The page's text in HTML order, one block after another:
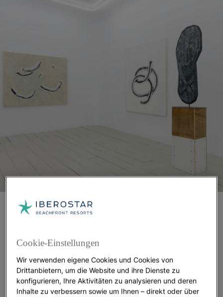
Doctor Fourquet, die Straße der Kunst
eines der kunstreichsten in Madrid. Eine seiner
Straßen, Doctor Fourquet,
vereint alleine etwa
fünfzehn Galerien für zeitgenössische Kunst,
Kunstliebhaber und Sammler ein Muss sind und alle
Bereiche abdecken, von Skulptur über Malerei bis
Cookie-Einstellungen
Wir verwenden eigene Cookies und Cookies von
Drittanbietern, um die Website und ihre Dienste zu
konfigurieren, Ihre Aktivitäten zu analysieren und deren
Inhalte zu verbessern sowie um Ihnen – direkt oder über